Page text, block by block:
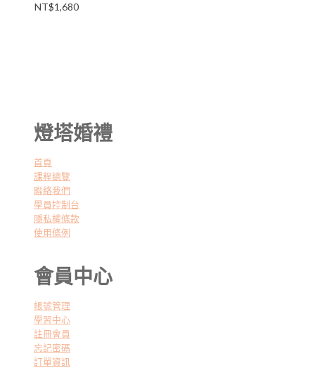
NT$1,680
燈塔婚禮
首頁
課程總覽
聯絡我們
學員控制台
隱私權條款
使用條例
會員中心
帳號管理
學習中心
註冊會員
忘記密碼
訂單資訊